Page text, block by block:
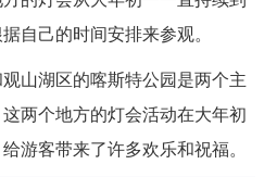
自己的时间安排来参观。
山湖区的喀斯特公园是两个主
两个地方的灯会活动在大年初
游客带来了许多欢乐和祝福。